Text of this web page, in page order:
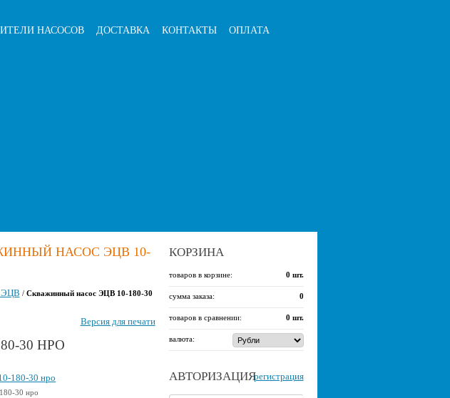
НАСОСОВ ДОСТАВКА КОНТАКТЫ ОПЛАТА
КОРЗИНА
товаров в корзине: 0 шт.
сумма заказа: 0
товаров в сравнении: 0 шт.
валюта:
АВТОРИЗАЦИЯрегистрация
НАСОС ЭЦВ 10-
ЭЦВ / Скважинный насос ЭЦВ 10-180-30
Версия для печати
30 НРО
30 нро